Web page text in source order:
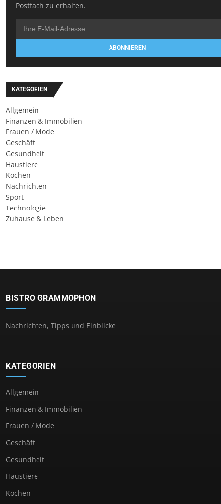
Postfach zu erhalten.
ABONNIEREN
KATEGORIEN
Allgemein
Finanzen & Immobilien
Frauen / Mode
Geschäft
Gesundheit
Haustiere
Kochen
Nachrichten
Sport
Technologie
Zuhause & Leben
BISTRO GRAMMOPHON
Nachrichten, Tipps und Einblicke
KATEGORIEN
Allgemein
Finanzen & Immobilien
Frauen / Mode
Geschäft
Gesundheit
Haustiere
Kochen